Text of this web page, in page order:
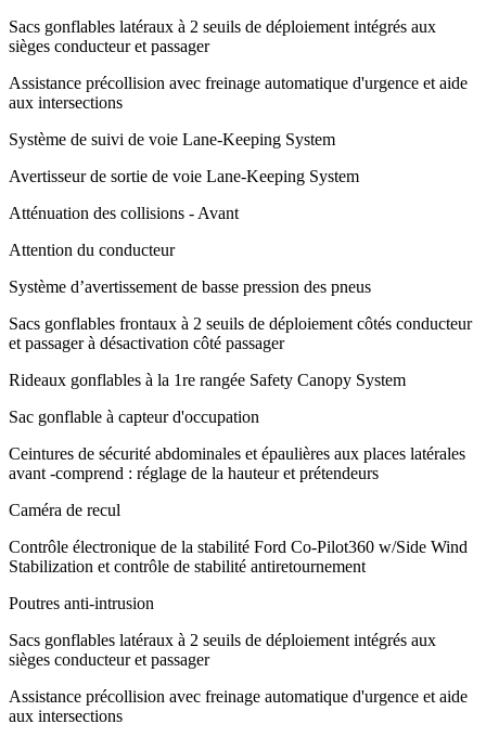
Sacs gonflables latéraux à 2 seuils de déploiement intégrés aux
sièges conducteur et passager
Assistance précollision avec freinage automatique d'urgence et aide
aux intersections
Système de suivi de voie Lane-Keeping System
Avertisseur de sortie de voie Lane-Keeping System
Atténuation des collisions - Avant
Attention du conducteur
Système d’avertissement de basse pression des pneus
Sacs gonflables frontaux à 2 seuils de déploiement côtés conducteur
et passager à désactivation côté passager
Rideaux gonflables à la 1re rangée Safety Canopy System
Sac gonflable à capteur d'occupation
Ceintures de sécurité abdominales et épaulières aux places latérales
avant -comprend : réglage de la hauteur et prétendeurs
Caméra de recul
Contrôle électronique de la stabilité Ford Co-Pilot360 w/Side Wind
Stabilization et contrôle de stabilité antiretournement
Poutres anti-intrusion
Sacs gonflables latéraux à 2 seuils de déploiement intégrés aux
sièges conducteur et passager
Assistance précollision avec freinage automatique d'urgence et aide
aux intersections